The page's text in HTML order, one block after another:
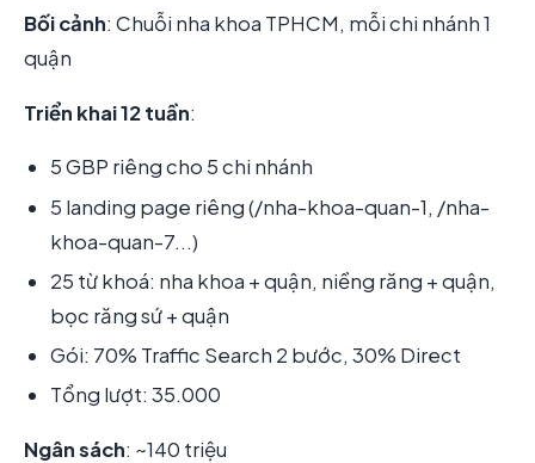
Bối cảnh: Chuỗi nha khoa TPHCM, mỗi chi nhánh 1
quận
Triển khai 12 tuần:
5 GBP riêng cho 5 chi nhánh
5 landing page riêng (/nha-khoa-quan-1, /nha-
khoa-quan-7...)
25 từ khoá: nha khoa + quận, niềng răng + quận,
bọc răng sứ + quận
Gói: 70% Traffic Search 2 bước, 30% Direct
Tổng lượt: 35.000
Ngân sách: ~140 triệu